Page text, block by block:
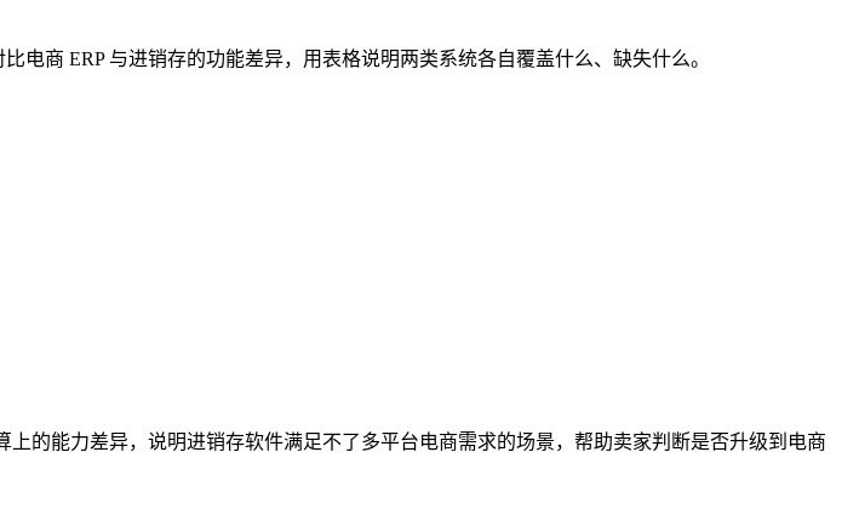
商 ERP 与进销存的功能差异，用表格说明两类系统各自覆盖什么、缺失什么。
的能力差异，说明进销存软件满足不了多平台电商需求的场景，帮助卖家判断是否升级到电商